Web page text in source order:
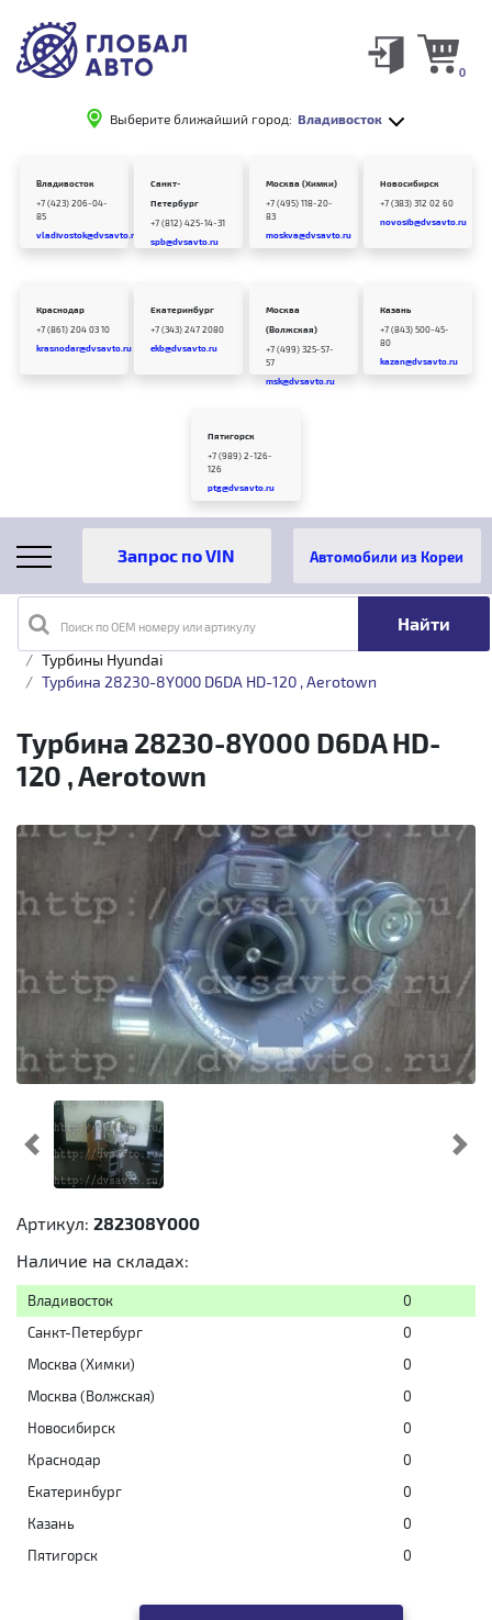
Выберите ближайший город: Владивосток
0
Владивосток
+7 (423) 206-04-
85
vladivostok@dvsavto.ru
Санкт-
Петербург
+7 (812) 425-14-31
spb@dvsavto.ru
Москва (Химки)
+7 (495) 118-20-
83
moskva@dvsavto.ru
Новосибирск
+7 (383) 312 02 60
novosib@dvsavto.ru
Краснодар
+7 (861) 204 03 10
krasnodar@dvsavto.ru
Екатеринбург
+7 (343) 247 2080
ekb@dvsavto.ru
Москва
(Волжская)
+7 (499) 325-57-
57
msk@dvsavto.ru
Казань
+7 (843) 500-45-
80
kazan@dvsavto.ru
Пятигорск
+7 (989) 2-126-
126
ptg@dvsavto.ru
Поиск по OEM номеру или артикулу
Автомобили из Кореи
Главная Каталог товаров Турбины
Турбины Hyundai
Турбина 28230-8Y000 D6DA HD-120 , Aerotown
Турбина 28230-8Y000 D6DA HD-
120 , Aerotown
Предыдущий
Артикул: 282308Y000
Наличие на складах:
Владивосток
0
Санкт-Петербург
0
Москва (Химки)
0
Москва (Волжская)
0
Новосибирск
0
Краснодар
0
Екатеринбург
0
Казань
0
Пятигорск
0